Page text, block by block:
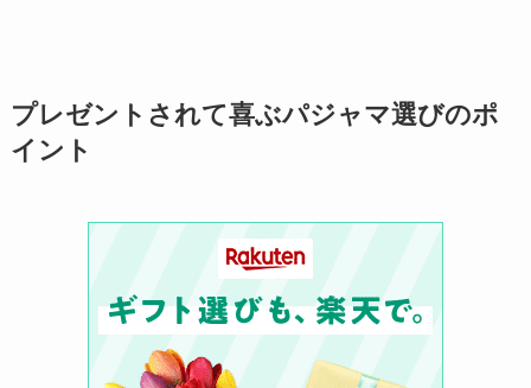
プレゼントされて喜ぶパジャマ選びのポ
イント